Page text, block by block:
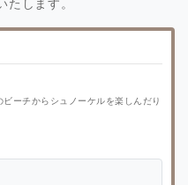
します。
ーチからシュノーケルを楽しんだり